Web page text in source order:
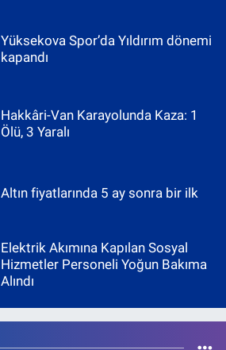
Yüksekova Spor’da Yıldırım dönemi
kapandı
Hakkâri-Van Karayolunda Kaza: 1
Ölü, 3 Yaralı
Altın fiyatlarında 5 ay sonra bir ilk
Elektrik Akımına Kapılan Sosyal
Hizmetler Personeli Yoğun Bakıma
Alındı